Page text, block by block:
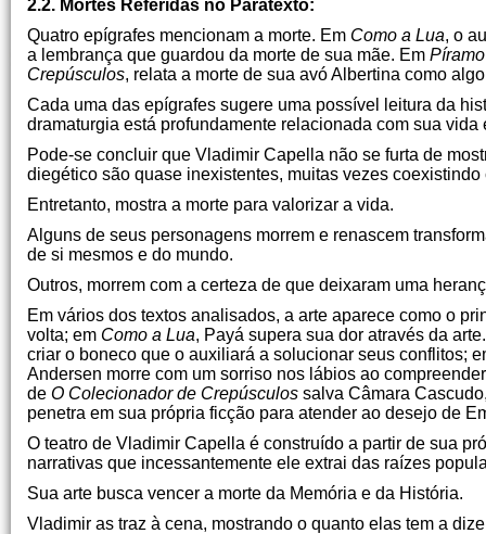
2.2. Mortes Referidas no Paratexto:
Quatro epígrafes mencionam a morte. Em Como a Lua, o
a lembrança que guardou da morte de sua mãe. Em
Crepúsculos, relata a morte de sua avó Albertina como
Cada uma das epígrafes sugere uma possível leitura da
dramaturgia está profundamente relacionada com sua
Pode-se concluir que Vladimir Capella não se furta de
diegético são quase inexistentes, muitas vezes
Entretanto, mostra a morte para valorizar a vida.
Alguns de seus personagens morrem e renascem
de si mesmos e do mundo.
Outros, morrem com a certeza de que deixaram uma
Em vários dos textos analisados, a arte aparece como o
volta; em Como a Lua, Payá supera sua dor através da
criar o boneco que o auxiliará a solucionar seus conflitos;
Andersen morre com um sorriso nos lábios ao
de O Colecionador de Crepúsculos salva Câmara
penetra em sua própria ficção para atender ao desejo de
O teatro de Vladimir Capella é construído a partir de sua
narrativas que incessantemente ele extrai das raízes
Sua arte busca vencer a morte da Memória e da História.
Vladimir as traz à cena, mostrando o quanto elas tem a